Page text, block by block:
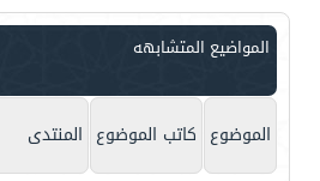
المواضيع المتشابهه
الموضوع كاتب الموضوع المنتدى